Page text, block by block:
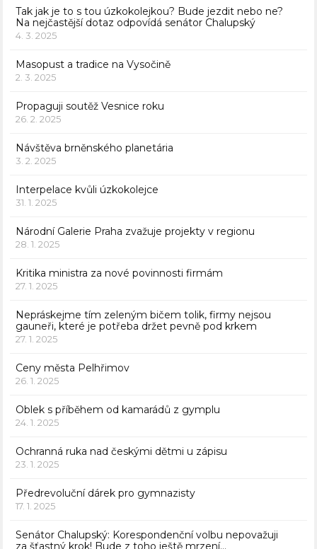
Tak jak je to s tou úzkokolejkou? Bude jezdit nebo ne?
Na nejčastější dotaz odpovídá senátor Chalupský
4. 3. 2025
Masopust a tradice na Vysočině
2. 3. 2025
Propaguji soutěž Vesnice roku
26. 2. 2025
Návštěva brněnského planetária
3. 2. 2025
Interpelace kvůli úzkokolejce
31. 1. 2025
Národní Galerie Praha zvažuje projekty v regionu
28. 1. 2025
Kritika ministra za nové povinnosti firmám
27. 1. 2025
Nepráskejme tím zeleným bičem tolik, firmy nejsou
gauneři, které je potřeba držet pevně pod krkem
27. 1. 2025
Ceny města Pelhřimov
26. 1. 2025
Oblek s příběhem od kamarádů z gymplu
24. 1. 2025
Ochranná ruka nad českými dětmi u zápisu
23. 1. 2025
Předrevoluční dárek pro gymnazisty
17. 1. 2025
Senátor Chalupský: Korespondenční volbu nepovažuji
za šťastný krok! Bude z toho ještě mrzení…